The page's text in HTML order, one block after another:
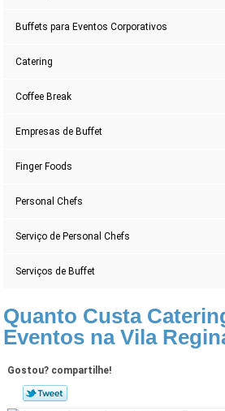
Buffets para Eventos Corporativos
Catering
Coffee Break
Empresas de Buffet
Finger Foods
Personal Chefs
Serviço de Personal Chefs
Serviços de Buffet
Quanto Custa
Eventos na Vila
Gostou? compartilhe!